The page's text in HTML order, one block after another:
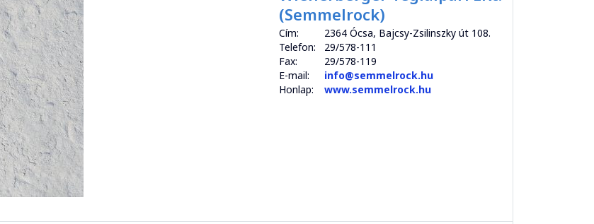
(Semmelrock)
Cím:
2364 Ócsa, Bajcsy-Zsilinszky út 108.
Telefon:
29/578-111
Fax:
29/578-119
E-mail:
info@semmelrock.hu
Honlap:
www.semmelrock.hu